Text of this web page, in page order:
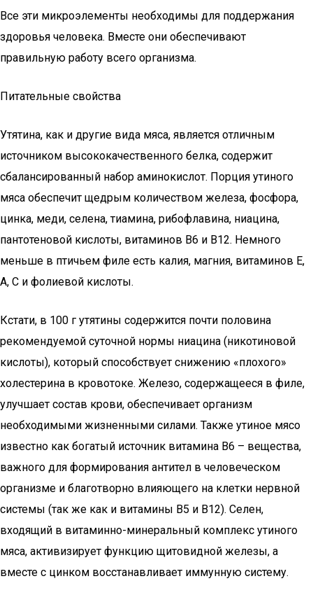
Все эти микроэлементы необходимы для поддержания
здоровья человека. Вместе они обеспечивают
правильную работу всего организма.
Питательные свойства
Утятина, как и другие вида мяса, является отличным
источником высококачественного белка, содержит
сбалансированный набор аминокислот. Порция утиного
мяса обеспечит щедрым количеством железа, фосфора,
цинка, меди, селена, тиамина, рибофлавина, ниацина,
пантотеновой кислоты, витаминов В6 и В12. Немного
меньше в птичьем филе есть калия, магния, витаминов Е,
А, С и фолиевой кислоты.
Кстати, в 100 г утятины содержится почти половина
рекомендуемой суточной нормы ниацина (никотиновой
кислоты), который способствует снижению «плохого»
холестерина в кровотоке. Железо, содержащееся в филе,
улучшает состав крови, обеспечивает организм
необходимыми жизненными силами. Также утиное мясо
известно как богатый источник витамина В6 – вещества,
важного для формирования антител в человеческом
организме и благотворно влияющего на клетки нервной
системы (так же как и витамины В5 и В12). Селен,
входящий в витаминно-минеральный комплекс утиного
мяса, активизирует функцию щитовидной железы, а
вместе с цинком восстанавливает иммунную систему.